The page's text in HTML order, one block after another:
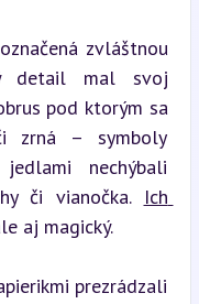
zvláštnou
detail mal svoj
pod ktorým sa
zrná – symboly
nechýbali
či vianočka. Ich
aj magický.
prezrádzali